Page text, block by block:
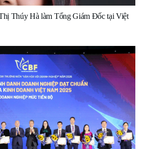
Thúy Hà làm Tổng Giám Đốc tại Việt